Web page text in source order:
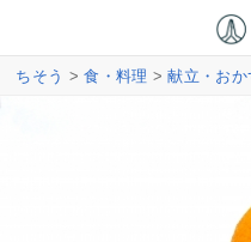
ちそう >食・料理 >献立・おか